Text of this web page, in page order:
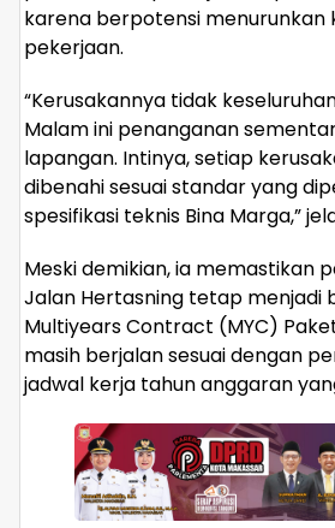
karena berpotensi menurunkan
pekerjaan.
“Kerusakannya tidak
Malam ini penanganan
lapangan. Intinya, setiap
dibenahi sesuai standar yang
spesifikasi teknis Bina Marga,”
Meski demikian, ia memastikan
Jalan Hertasning tetap menjadi
Multiyears Contract (MYC)
masih berjalan sesuai dengan
jadwal kerja tahun anggaran